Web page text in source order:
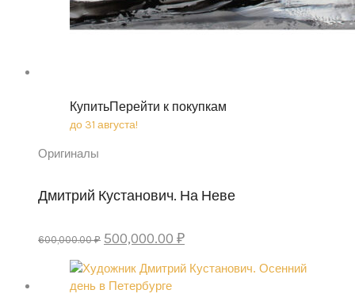
КупитьПерейти к покупкам
до 31 августа!
Оригиналы
Дмитрий Кустанович. На Неве
600,000.00 ₽ Original
was:
600,000.00 ₽.
500,000.00 ₽Current
is: